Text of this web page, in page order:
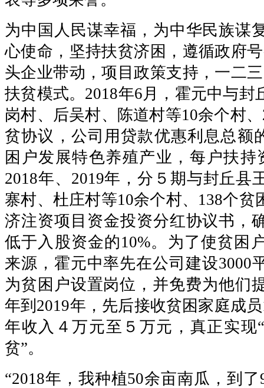
为中国人民谋幸福，为中华民族谋
心使命，坚持扶贫济困，遵循政府
头企业带动，项目政策支持，一二
扶贫模式。2018年6月，霍元中与封
岗村、后吴村、陈道村等10余个村
贫协议，公司用贷款优惠利息总额
困户发展特色养殖产业，每户扶持
2018年、2019年，分５期与封丘县
寨村、杜庄村等10余个村、138个贫
济注资项目资金投资分红协议书，
低于入股资金的10%。为了使贫困
来源，霍元中率先在公司建设3000
为贫困户设置岗位，并免费为他们
年到2019年，先后接收贫困家庭成
年收入４万元至５万元，真正实现
贫”。
“2018年，我种植50余亩南瓜，到